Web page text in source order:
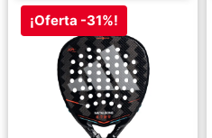
¡Oferta -31%!